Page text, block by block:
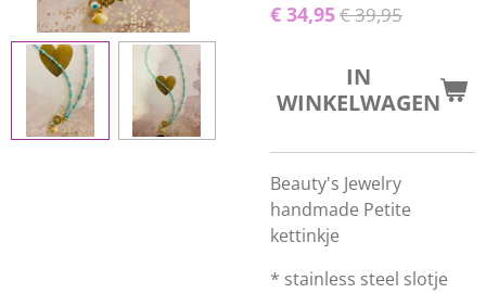
€ 34,95€ 39,95
IN
WINKELWAGEN
Beauty's Jewelry
handmade Petite
kettinkje
* stainless steel slotje